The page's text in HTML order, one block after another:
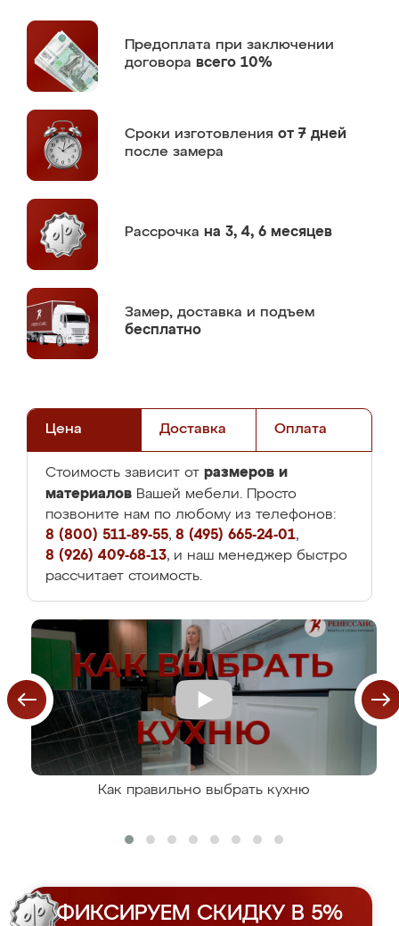
Предоплата при заключении
договора всего 10%
Сроки изготовления от 7 дней
после замера
Рассрочка на 3, 4, 6 месяцев
Замер, доставка и подъем
бесплатно
Цена Доставка Оплата
Стоимость зависит от размеров и
материалов Вашей мебели. Просто
позвоните нам по любому из телефонов:
8 (800) 511-89-55, 8 (495) 665-24-01,
8 (926) 409-68-13, и наш менеджер быстро
рассчитает стоимость.
Как правильно выбрать кухню
ФИКСИРУЕМ СКИДКУ В 5%